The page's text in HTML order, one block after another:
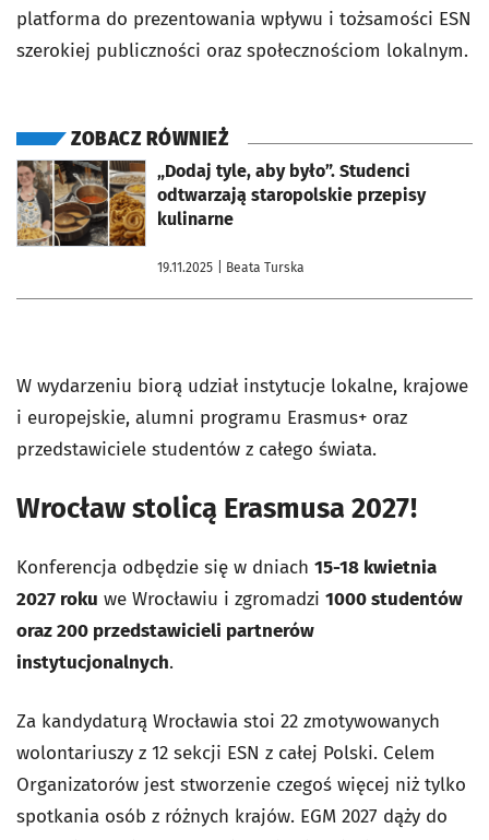
platforma do prezentowania wpływu i tożsamości ESN
szerokiej publiczności oraz społecznościom lokalnym.
ZOBACZ RÓWNIEŻ
„Dodaj tyle, aby było”. Studenci
odtwarzają staropolskie przepisy
kulinarne
19.11.2025 | Beata Turska
otworzy się w nowej karcie
W wydarzeniu biorą udział instytucje lokalne, krajowe
i europejskie, alumni programu Erasmus+ oraz
przedstawiciele studentów z całego świata.
Wrocław stolicą Erasmusa 2027!
Konferencja odbędzie się w dniach 15-18 kwietnia
2027 roku we Wrocławiu i zgromadzi 1000 studentów
oraz 200 przedstawicieli partnerów
instytucjonalnych.
Za kandydaturą Wrocławia stoi 22 zmotywowanych
wolontariuszy z 12 sekcji ESN z całej Polski. Celem
Organizatorów jest stworzenie czegoś więcej niż tylko
spotkania osób z różnych krajów. EGM 2027 dąży do